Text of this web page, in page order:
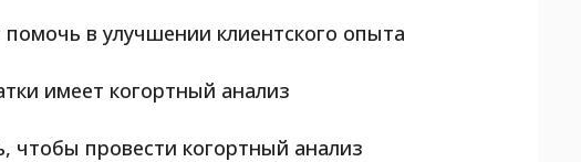
в улучшении клиентского опыта
имеет когортный анализ
чтобы провести когортный анализ